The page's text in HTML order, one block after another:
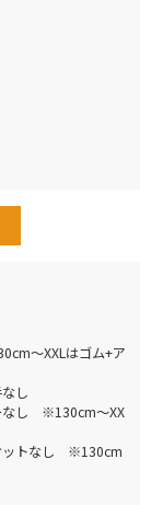
～XXLはゴム+ア
し
なし ※130cm～XX
ットなし ※130cm